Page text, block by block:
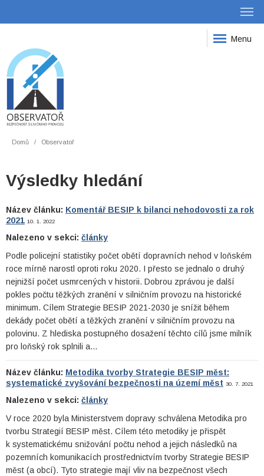
Menu
Domů Observatoř
Výsledky hledání
Název článku: Komentář BESIP k bilanci nehodovosti za rok
2021 10. 1. 2022
Nalezeno v sekci: články
Podle policejní statistiky počet obětí dopravních nehod v loňském
roce mírně narostl oproti roku 2020. I přesto se jednalo o druhý
nejnižší počet usmrcených v historii. Dobrou zprávou je další
pokles počtu těžkých zranění v silničním provozu na historické
minimum. Cílem Strategie BESIP 2021-2030 je snížit během
dekády počet obětí a těžkých zranění v silničním provozu na
polovinu. Z hlediska postupného dosažení těchto cílů jsme milník
pro loňský rok splnili a…
Název článku: Metodika tvorby Strategie BESIP měst:
systematické zvyšování bezpečnosti na území měst 30. 7. 2021
Nalezeno v sekci: články
V roce 2020 byla Ministerstvem dopravy schválena Metodika pro
tvorbu Strategií BESIP měst. Cílem této metodiky je přispět
k systematickému snižování počtu nehod a jejich následků na
pozemních komunikacích prostřednictvím tvorby Strategie BESIP
měst (a obcí). Tyto strategie mají vliv na bezpečnost všech